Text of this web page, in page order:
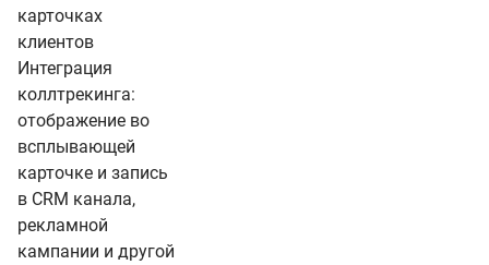
карточках
клиентов
Интеграция
коллтрекинга:
отображение во
всплывающей
карточке и запись
в CRM канала,
рекламной
кампании и другой